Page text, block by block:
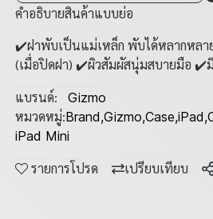
คำอธิบายสินค้าแบบย่อ
✔️ฝาพับเป็นแม่เหล็ก พับได้หลากหล
(เมื่อปิดฝา) ✔️ผิวสัมผัสนุ่มสบายมือ ✔️มี
แบรนด์:
Gizmo
หมวดหมู่:Brand,Gizmo,Case,iPad,
iPad Mini
รายการโปรด เปรียบเทียบ